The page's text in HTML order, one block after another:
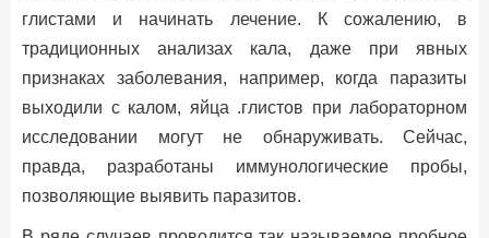
глистами и начинать лечение. К сожалению, в
традиционных анализах кала, даже при явных
признаках заболевания, например, когда паразиты
выходили с калом, яйца .глистов при лабораторном
исследовании могут не обнаруживать. Сейчас,
правда, разработаны иммунологические пробы,
позволяющие выявить паразитов.